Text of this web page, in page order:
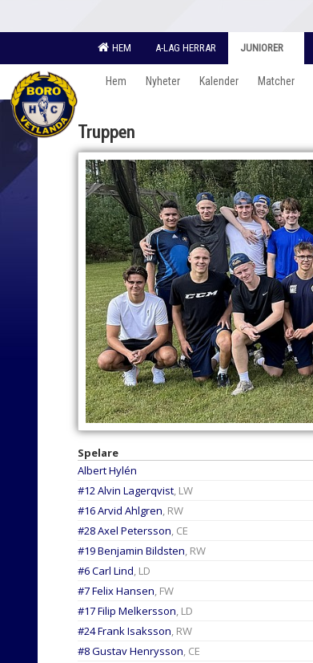
HEM A-LAG HERRAR JUNIORER
Hem Nyheter Kalender Matcher
Truppen
Spelare
Albert Hylén
#12 Alvin Lagerqvist, LW
#16 Arvid Ahlgren, RW
#28 Axel Petersson, CE
#19 Benjamin Bildsten, RW
#6 Carl Lind, LD
#7 Felix Hansen, FW
#17 Filip Melkersson, LD
#24 Frank Isaksson, RW
#8 Gustav Henrysson, CE